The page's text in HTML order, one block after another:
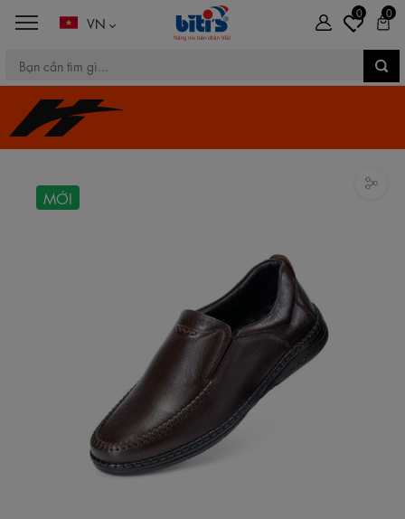
VN
0 0
MỚI